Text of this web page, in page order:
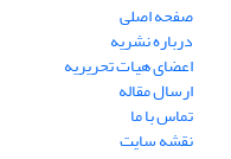
صفحه اصلی
درباره نشریه
اعضای هیات تحریریه
ارسال مقاله
تماس با ما
نقشه سایت